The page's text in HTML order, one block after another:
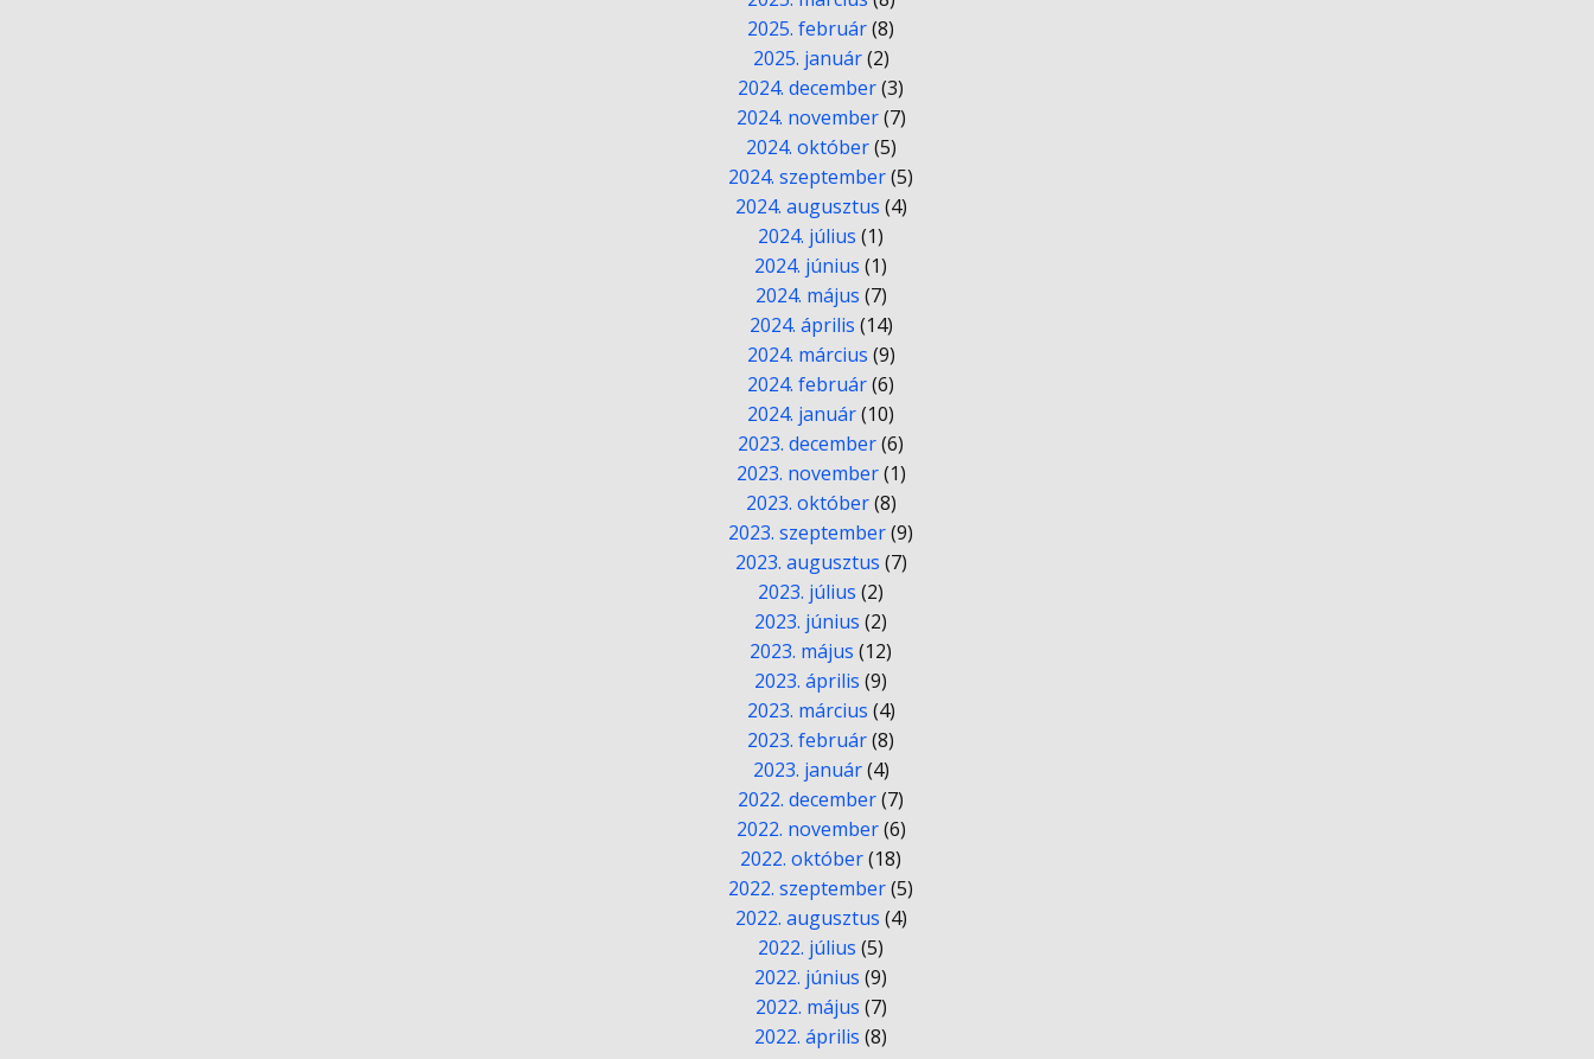
2025. február(8)
2025. január(2)
2024. december(3)
2024. november(7)
2024. október(5)
2024. szeptember(5)
2024. augusztus (4)
2024. július (1)
2024. június (1)
2024. május (7)
2024. április (14)
2024. március (9)
2024. február(6)
2024. január(10)
2023. december(6)
2023. november(1)
2023. október(8)
2023. szeptember(9)
2023. augusztus (7)
2023. július (2)
2023. június (2)
2023. május (12)
2023. április (9)
2023. március (4)
2023. február(8)
2023. január(4)
2022. december(7)
2022. november(6)
2022. október(18)
2022. szeptember(5)
2022. augusztus (4)
2022. július (5)
2022. június (9)
2022. május (7)
2022. április (8)